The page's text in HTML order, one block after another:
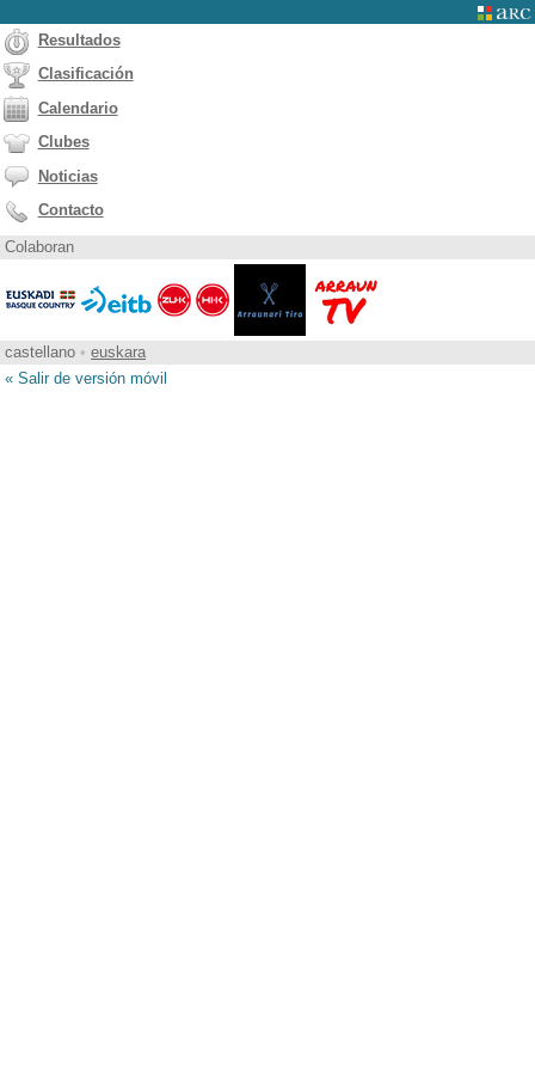
Resultados
Clasificación
Calendario
Clubes
Noticias
Contacto
Colaboran
castellano • euskara
« Salir de versión móvil